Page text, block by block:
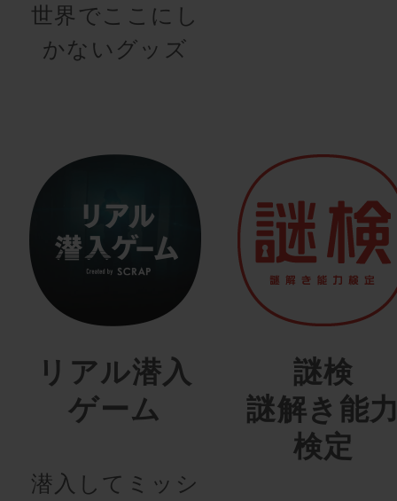
世界でここにし
かないグッズ
リアル潜入
ゲーム
潜入してミッシ
謎検
謎解き能
検定